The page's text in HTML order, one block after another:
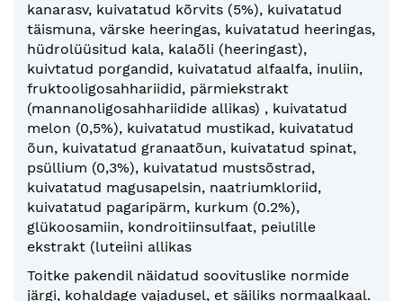
kanarasv, kuivatatud kõrvits (5%), kuivatatud
täismuna, värske heeringas, kuivatatud heeringas,
hüdrolüüsitud kala, kalaõli (heeringast),
kuivtatud porgandid, kuivatatud alfaalfa, inuliin,
fruktooligosahhariidid, pärmiekstrakt
(mannanoligosahhariidide allikas) , kuivatatud
melon (0,5%), kuivatatud mustikad, kuivatatud
õun, kuivatatud granaatõun, kuivatatud spinat,
psüllium (0,3%), kuivatatud mustsõstrad,
kuivatatud magusapelsin, naatriumkloriid,
kuivatatud pagaripärm, kurkum (0.2%),
glükoosamiin, kondroitiinsulfaat, peiulille
ekstrakt (luteiini allikas
Toitke pakendil näidatud soovituslike normide
järgi, kohaldage vajadusel, et säiliks normaalkaal.